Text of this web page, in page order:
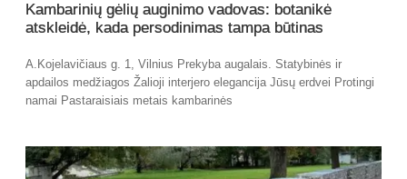
Kambarinių gėlių auginimo vadovas: botanikė
atskleidė, kada persodinimas tampa būtinas
A.Kojelavičiaus g. 1, Vilnius Prekyba augalais. Statybinės ir
apdailos medžiagos Žalioji interjero elegancija Jūsų erdvei Protingi
namai Pastaraisiais metais kambarinės